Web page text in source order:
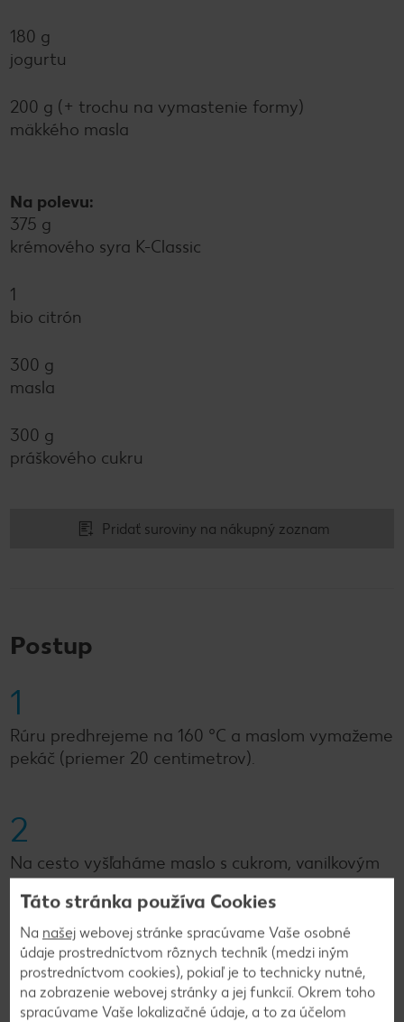
180 g
jogurtu
200 g (+ trochu na vymastenie formy)
mäkkého masla
Na polevu:
375 g
krémového syra K-Classic
1
bio citrón
300 g
masla
300 g
práškového cukru
Pridať suroviny na nákupný zoznam
Postup
1
Rúru predhrejeme na 160 °C a maslom vymažeme
pekáč (priemer 20 centimetrov).
2
Na cesto vyšľaháme maslo s cukrom, vanilkovým
cukrom a soľou v kuchynskom robote na
najvyššom stupni, kým nevznikne krémová hmota.
Postupne pridávame vajcia a miešame. Jogurt
vymiešame s potravinárskym farbivom do hladka.
Táto stránka používa Cookies
Na našej webovej stránke spracúvame Vaše osobné
údaje prostredníctvom rôznych techník (medzi iným
prostredníctvom cookies), pokiaľ je to technicky nutné,
na zobrazenie webovej stránky a jej funkcií. Okrem toho
spracúvame Vaše lokalizačné údaje, a to za účelom